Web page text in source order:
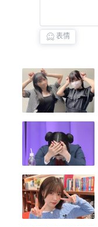
2022-04-13 18:56
表情